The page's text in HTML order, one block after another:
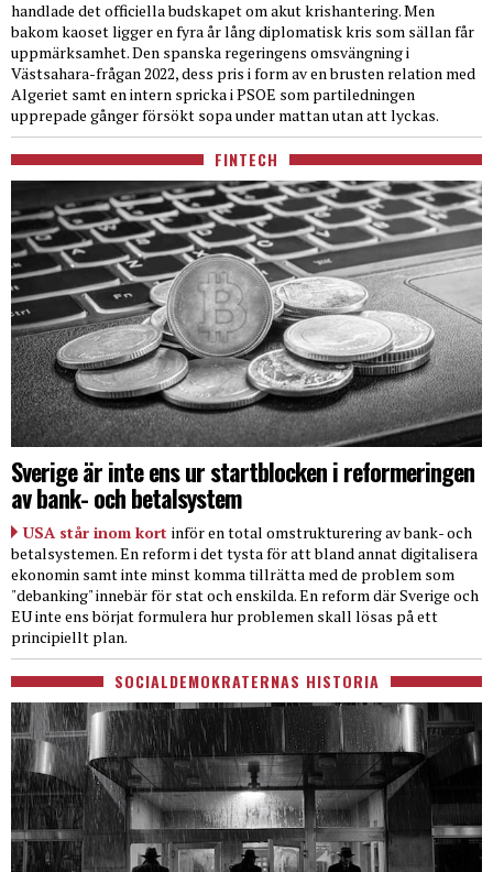
handlade det officiella budskapet om akut krishantering. Men
bakom kaoset ligger en fyra år lång diplomatisk kris som sällan får
uppmärksamhet. Den spanska regeringens omsvängning i
Västsahara-frågan 2022, dess pris i form av en brusten relation med
Algeriet samt en intern spricka i PSOE som partiledningen
upprepade gånger försökt sopa under mattan utan att lyckas.
FINTECH
Sverige är inte ens ur startblocken i reformeringen
av bank- och betalsystem
USA står inom kort inför en total omstrukturering av bank- och
betalsystemen. En reform i det tysta för att bland annat digitalisera
ekonomin samt inte minst komma tillrätta med de problem som
"debanking" innebär för stat och enskilda. En reform där Sverige och
EU inte ens börjat formulera hur problemen skall lösas på ett
principiellt plan.
SOCIALDEMOKRATERNAS HISTORIA